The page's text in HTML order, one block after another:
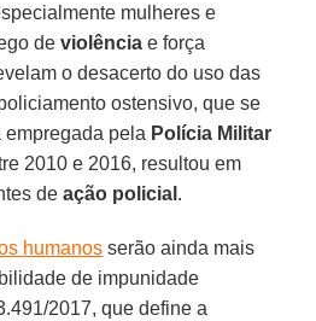
mulheres e
de violência e força
o desacerto do uso das
ostensivo, que se
pela Polícia Militar
2010 e 2016, resultou em
deação policial .
humanos serão ainda mais
de impunidade
2017, que define a